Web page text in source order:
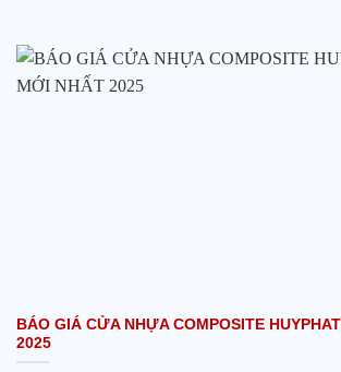
BÁO GIÁ CỬA NHỰA COMPOSITE
2025